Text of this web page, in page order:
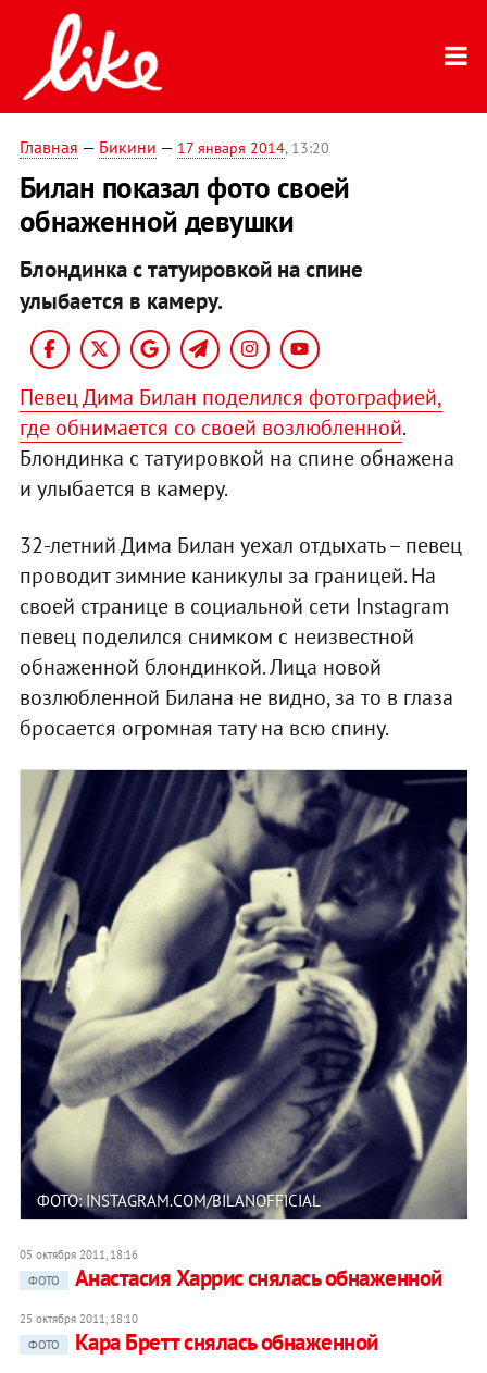
Главная — Бикини — 17 января 2014, 13:20
Билан показал фото своей
обнаженной девушки
Блондинка с татуировкой на спине
улыбается в камеру.
Певец Дима Билан поделился фотографией,
где обнимается со своей возлюбленной.
Блондинка с татуировкой на спине обнажена
и улыбается в камеру.
32-летний Дима Билан уехал отдыхать – певец
проводит зимние каникулы за границей. На
своей странице в социальной сети Instagram
певец поделился снимком с неизвестной
обнаженной блондинкой. Лица новой
возлюбленной Билана не видно, за то в глаза
бросается огромная тату на всю спину.
ФОТО: INSTAGRAM.COM/BILANOFFICIAL
05 октября 2011, 18:16
ФОТО
Анастасия Харрис снялась обнаженной
25 октября 2011, 18:10
ФОТО
Кара Бретт снялась обнаженной